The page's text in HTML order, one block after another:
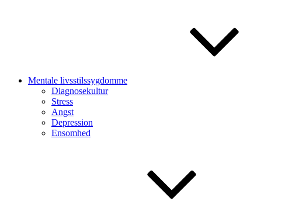
Mentale livsstilssygdomme
Diagnosekultur
Stress
Angst
Depression
Ensomhed